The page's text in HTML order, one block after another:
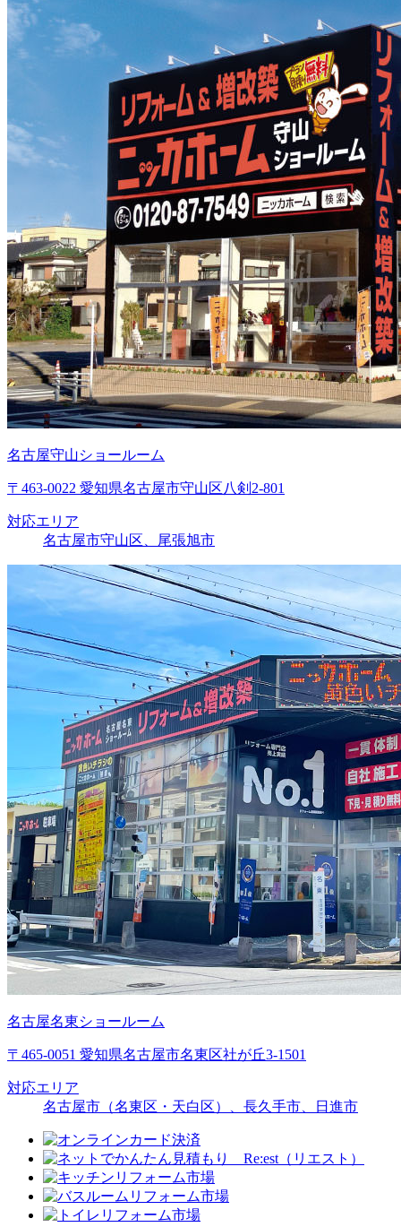
名古屋守山ショールーム
〒463-0022 愛知県名古屋市守山区八剣2-801
対応エリア
名古屋市守山区、尾張旭市
名古屋名東ショールーム
〒465-0051 愛知県名古屋市名東区社が丘3-1501
対応エリア
名古屋市（名東区・天白区）、長久手市、日進市